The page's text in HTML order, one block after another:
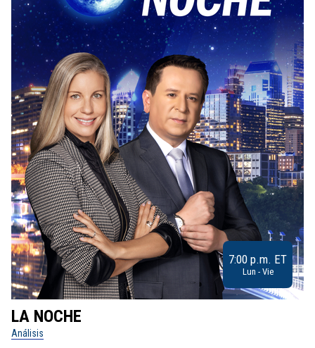
7:00 p.m. ET
Lun - Vie
LA NOCHE
Análisis